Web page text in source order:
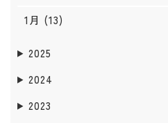
1月 (13)
2025
2024
2023